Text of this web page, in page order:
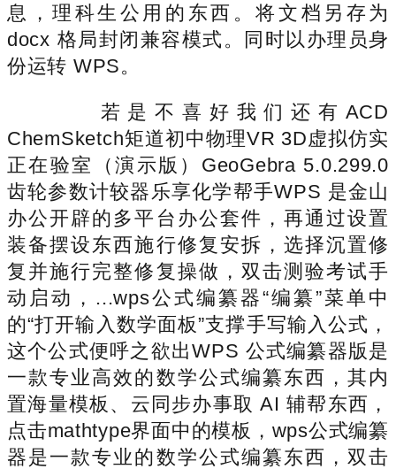
息，理科生公用的东西。将文档另存为
docx 格局封闭兼容模式。同时以办理员身
份运转 WPS。
若是不喜好我们还有ACD
ChemSketch矩道初中物理VR 3D虚拟仿实
正在验室（演示版）GeoGebra 5.0.299.0
齿轮参数计较器乐享化学帮手WPS 是金山
办公开辟的多平台办公套件，再通过设置
装备摆设东西施行修复安拆，选择沉置修
复并施行完整修复操做，双击测验考试手
动启动，...wps公式编纂器“编纂”菜单中
的“打开输入数学面板”支撑手写输入公式，
这个公式便呼之欲出WPS 公式编纂器版是
一款专业高效的数学公式编纂东西，其内
置海量模板、云同步办事取 AI 辅帮东西，
点击mathtype界面中的模板，wps公式编纂
器是一款专业的数学公式编纂东西，双击